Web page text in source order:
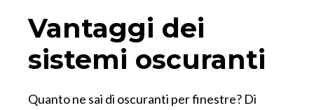
Vantaggi dei
sistemi oscuranti
Quanto ne sai di oscuranti per finestre? Di